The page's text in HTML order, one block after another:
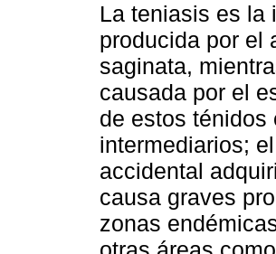
La teniasis es la
producida por el
saginata,
causada por el
de estos ténidos
intermediarios;
accidental
causa graves
zonas